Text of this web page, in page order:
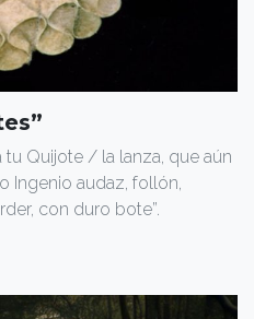
tu Quijote / la lanza, que aún
Ingenio audaz, follón,
con duro bote”.